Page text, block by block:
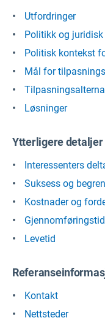
Utfordringer
Politikk og
Politisk kontekst
Mål for
Løsninger
Ytterligere detaljer
Interessenters
Suksess og
Kostnader og
Gjennomføringstid
Levetid
Kontakt
Nettsteder